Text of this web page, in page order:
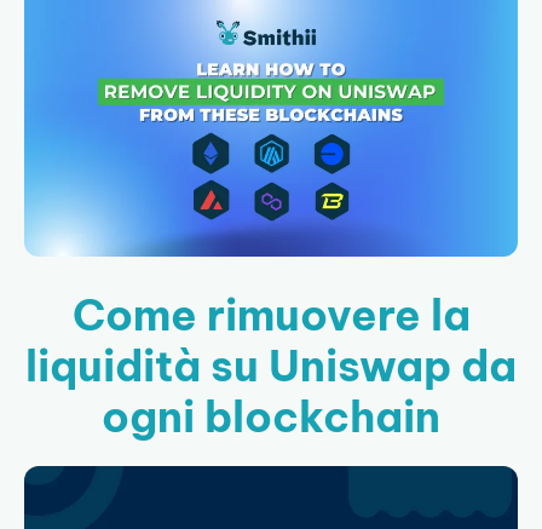
Come rimuovere la
liquidità su Uniswap da
ogni blockchain